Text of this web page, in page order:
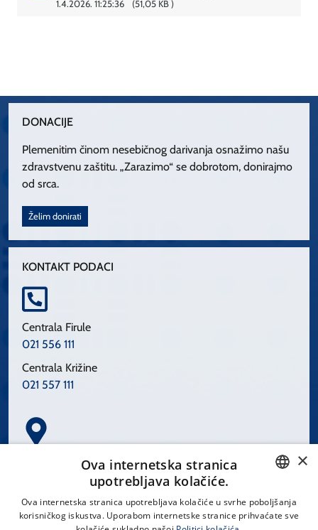
1.4.2026. 11:25:36 51,05 KB
DONACIJE
Plemenitim činom nesebičnog darivanja osnažimo našu
zdravstvenu zaštitu. „Zarazimo“ se dobrotom, donirajmo
od srca.
Želim donirati
KONTAKT PODACI
Centrala Firule
021 556 111
Centrala Križine
021 557 111
Spinčićeva 1, 21000 Split
CROATIAN
×
Ova internetska stranica
upotrebljava kolačiće.
Ova internetska stranica upotrebljava kolačiće u svrhe poboljšanja
korisničkog iskustva. Uporabom internetske stranice prihvaćate sve